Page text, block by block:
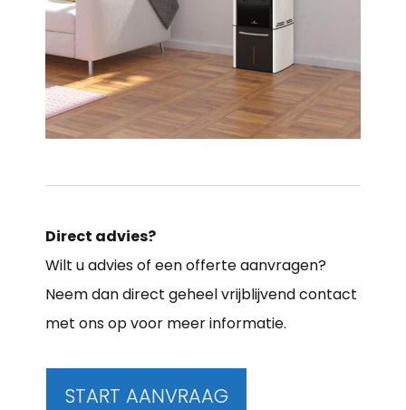
Direct advies?
Wilt u advies of een offerte aanvragen?
Neem dan direct geheel vrijblijvend contact
met ons op voor meer informatie.
START AANVRAAG